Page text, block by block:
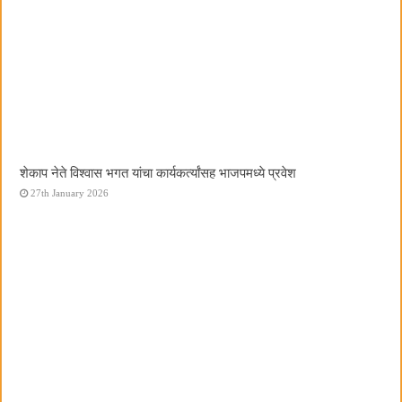
शेकाप नेते विश्वास भगत यांचा कार्यकर्त्यांसह भाजपमध्ये प्रवेश
27th January 2026